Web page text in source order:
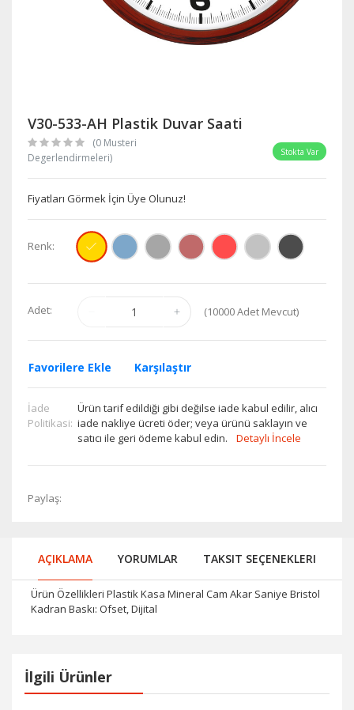
V30-533-AH Plastik Duvar Saati
(0 Musteri
Degerlendirmeleri)
Stokta Var
Fiyatları Görmek İçin Üye Olunuz!
Renk:
Adet: (10000Adet Mevcut)
Favorilere Ekle Karşılaştır
İade
Politikasi:
Ürün tarif edildiği gibi değilse iade kabul edilir, alıcı
iade nakliye ücreti öder; veya ürünü saklayın ve
satıcı ile geri ödeme kabul edin.
Detaylı İncele
Paylaş:
AÇIKLAMA YORUMLAR TAKSIT SEÇENEKLERI
Ürün Özellikleri Plastik Kasa Mineral Cam Akar Saniye Bristol
Kadran Baskı: Ofset, Dijital
İlgili Ürünler